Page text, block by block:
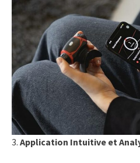
3. Application Intuitive et